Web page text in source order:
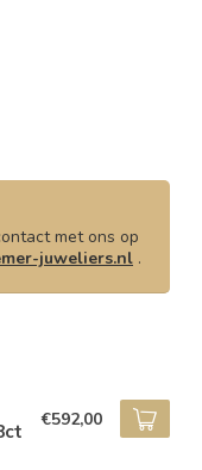
met ons op
juweliers.nl .
€592,00